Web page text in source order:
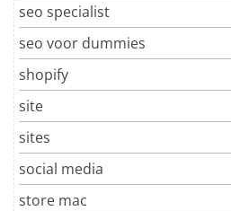
seo specialist
seo voor dummies
shopify
site
sites
social media
store mac